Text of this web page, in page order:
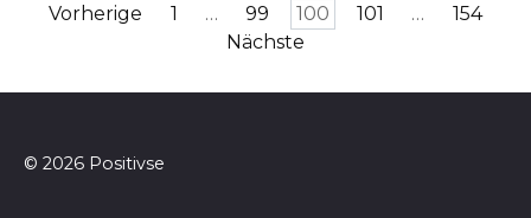
Seitennummerierung
Vorherige 1 … 99 100 101 …
154
Nächste
© 2026 Positivse